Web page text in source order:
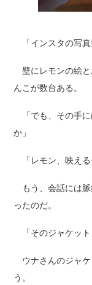
「インスタの写真
壁にレモンの絵
んこが数台ある。
「でも、その手
か」
「レモン、映える
もう、会話には
ったのだ。
「そのジャケット
ウナさんのジャ
う。